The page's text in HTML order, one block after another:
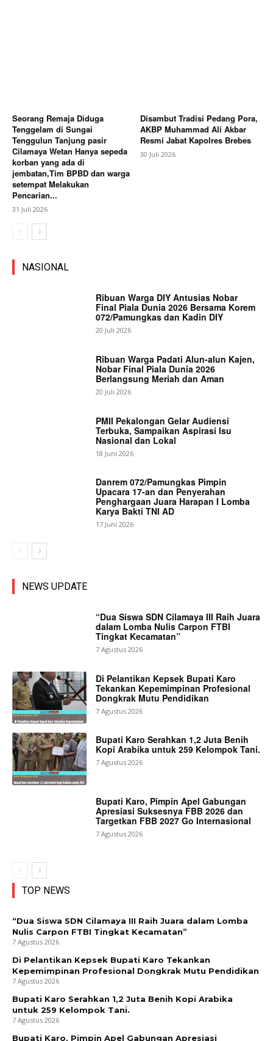
Seorang Remaja Diduga
Tenggelam di Sungai
Tenggulun Tanjung pasir
Cilamaya Wetan Hanya sepeda
korban yang ada di
jembatan,Tim BPBD dan warga
setempat Melakukan
Pencarian...
31 Juli 2026
Disambut Tradisi Pedang Pora,
AKBP Muhammad Ali Akbar
Resmi Jabat Kapolres Brebes
30 Juli 2026
NASIONAL
Ribuan Warga DIY Antusias Nobar
Final Piala Dunia 2026 Bersama Korem
072/Pamungkas dan Kadin DIY
20 Juli 2026
Ribuan Warga Padati Alun-alun Kajen,
Nobar Final Piala Dunia 2026
Berlangsung Meriah dan Aman
20 Juli 2026
PMII Pekalongan Gelar Audiensi
Terbuka, Sampaikan Aspirasi Isu
Nasional dan Lokal
18 Juni 2026
Danrem 072/Pamungkas Pimpin
Upacara 17-an dan Penyerahan
Penghargaan Juara Harapan I Lomba
Karya Bakti TNI AD
17 Juni 2026
NEWS UPDATE
“Dua Siswa SDN Cilamaya III Raih Juara
dalam Lomba Nulis Carpon FTBI
Tingkat Kecamatan”
7 Agustus 2026
Di Pelantikan Kepsek Bupati Karo
Tekankan Kepemimpinan Profesional
Dongkrak Mutu Pendidikan
7 Agustus 2026
Bupati Karo Serahkan 1,2 Juta Benih
Kopi Arabika untuk 259 Kelompok Tani.
7 Agustus 2026
Bupati Karo, Pimpin Apel Gabungan
Apresiasi Suksesnya FBB 2026 dan
Targetkan FBB 2027 Go Internasional
7 Agustus 2026
TOP NEWS
“Dua Siswa SDN Cilamaya III Raih Juara dalam Lomba
Nulis Carpon FTBI Tingkat Kecamatan”
7 Agustus 2026
Di Pelantikan Kepsek Bupati Karo Tekankan
Kepemimpinan Profesional Dongkrak Mutu Pendidikan
7 Agustus 2026
Bupati Karo Serahkan 1,2 Juta Benih Kopi Arabika
untuk 259 Kelompok Tani.
7 Agustus 2026
Bupati Karo, Pimpin Apel Gabungan Apresiasi